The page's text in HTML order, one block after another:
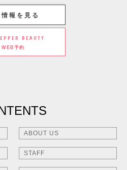
情報を見る
BEAUTY
WEB予約
ABOUT US
STAFF